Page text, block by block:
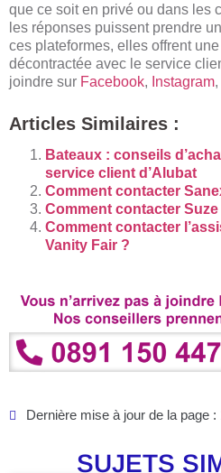
que ce soit en privé ou dans les
les réponses puissent prendre
ces plateformes, elles offrent
décontractée avec le service
joindre sur Facebook, Instagram,
Articles Similaires :
Bateaux : conseils
service client d’Alubat
Comment contacter
Comment contacter Suze
Comment contacter
Vanity Fair ?
Dernière mise à jour de la page
SUJETS